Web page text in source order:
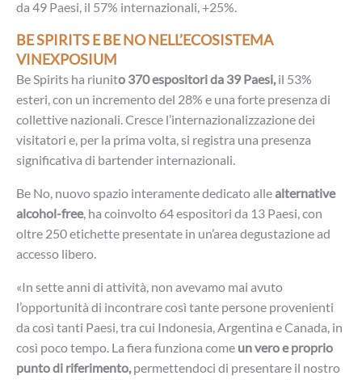
da 49 Paesi, il 57% internazionali, +25%.
BE SPIRITS E BE NO NELL’ECOSISTEMA
VINEXPOSIUM
Be Spirits ha riunito 370 espositori da 39 Paesi,il 53%
esteri, con un incremento del 28% e una forte presenza di
collettive nazionali. Cresce l’internazionalizzazione dei
visitatori e, per la prima volta, si registra una presenza
significativa di bartender internazionali.
Be No, nuovo spazio interamente dedicato allealternative
alcohol-free, ha coinvolto 64 espositori da 13 Paesi, con
oltre 250 etichette presentate in un’area degustazione ad
accesso libero.
«In sette anni di attività, non avevamo mai avuto
l’opportunità di incontrare così tante persone provenienti
da così tanti Paesi, tra cui Indonesia, Argentina e Canada, in
così poco tempo. La fiera funziona come un vero e proprio
punto di riferimento,permettendoci di presentare il nostro